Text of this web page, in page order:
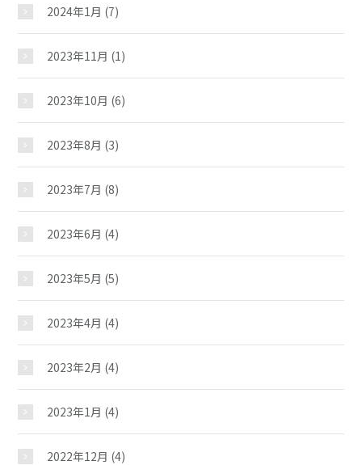
施設紹介
ギャラリー
教室紹介
夢ステーション
児童クラブ
2024年1月 (7)
2023年11月 (1)
2023年10月 (6)
2023年8月 (3)
2023年7月 (8)
2023年6月 (4)
2023年5月 (5)
2023年4月 (4)
2023年2月 (4)
2023年1月 (4)
2022年12月 (4)